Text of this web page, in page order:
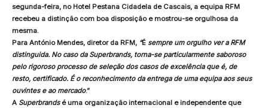
segunda-feira, no Hotel Pestana Cidadela de Cascais, a equipa RFM
recebeu a distinção com boa disposição e mostrou-se orgulhosa da
mesma.
Para António Mendes, diretor da RFM, “É sempre um orgulho ver a RFM
distinguida. No caso da Superbrands, torna-se particularmente saboroso
pelo rigoroso processo de seleção dos casos de excelência que é, de
resto, certificado. É o reconhecimento da entrega de uma equipa aos seus
ouvintes e ao mercado.”
A Superbrandsé uma organização internacional e independente que